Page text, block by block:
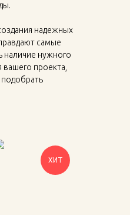
надежных
самые
наличие нужного
проекта,
ХИТ